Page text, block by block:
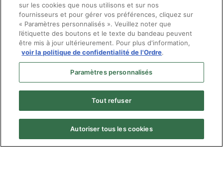
Menu
© Ordre des optométristes du Québec
sur les cookies que nous utilisons et sur nos
fournisseurs et pour gérer vos préférences, cliquez sur
« Paramètres personnalisés ». Veuillez noter que
l’étiquette des boutons et le texte du bandeau peuvent
être mis à jour ultérieurement. Pour plus d'information,
voir la politique de confidentialité de l'Ordre.
Paramètres personnalisés
Tout refuser
Autoriser tous les cookies